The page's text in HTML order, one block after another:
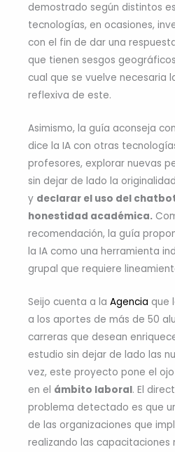
demostrado según distintos
tecnologías, en ocasiones,
con el fin de dar una
que tienen sesgos
cual que se vuelve necesaria
reflexiva de este.
Asimismo, la guía aconseja
dice la IA con otras
profesores, explorar nuevas
sin dejar de lado la
y declarar el uso del
honestidad académica.
recomendación, la guía
la IA como una herramienta
grupal que requiere
Seijo cuenta a la Agencia que
a los aportes de más de 50
carreras que desean
estudio sin dejar de lado las
vez, este proyecto pone el
en el ámbito laboral. El
problema detectado es que
de las organizaciones que
realizando las capacitaciones